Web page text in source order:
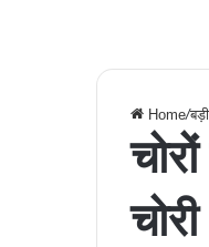
Home/
चोरी